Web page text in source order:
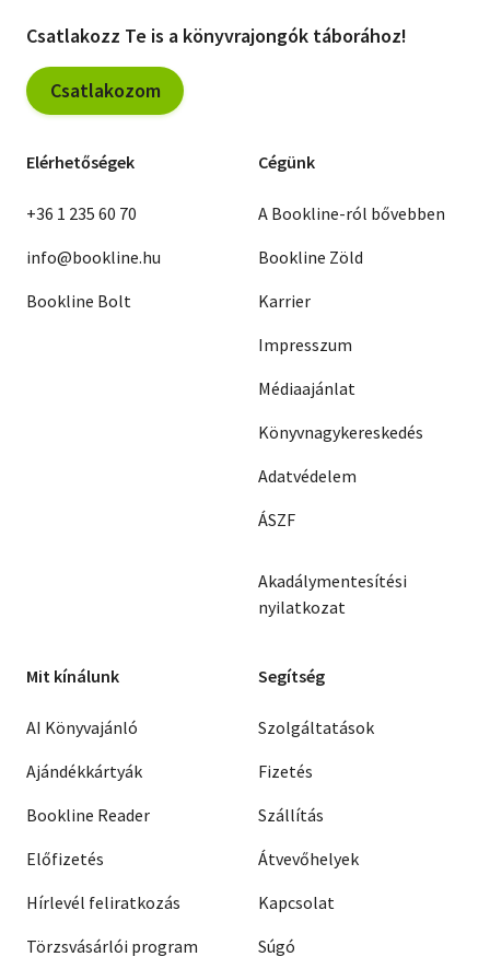
Csatlakozz Te is a könyvrajongók táborához!
Csatlakozom
Elérhetőségek
+36 1 235 60 70
info@bookline.hu
Bookline Bolt
Cégünk
A Bookline-ról bővebben
Bookline Zöld
Karrier
Impresszum
Médiaajánlat
Könyvnagykereskedés
Adatvédelem
ÁSZF
Akadálymentesítési
nyilatkozat
Mit kínálunk
AI Könyvajánló
Ajándékkártyák
Bookline Reader
Előfizetés
Hírlevél feliratkozás
Törzsvásárlói program
Segítség
Szolgáltatások
Fizetés
Szállítás
Átvevőhelyek
Kapcsolat
Súgó